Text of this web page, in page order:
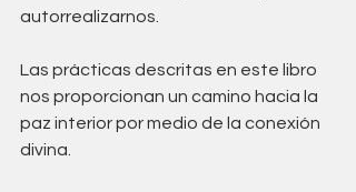
autorrealizarnos.
Las prácticas descritas en este libro
nos proporcionan un camino hacia la
paz interior por medio de la conexión
divina.